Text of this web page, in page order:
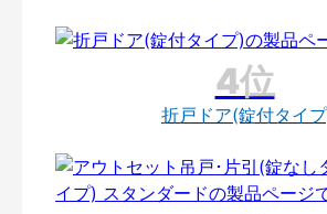
折戸ドア(錠付タイ